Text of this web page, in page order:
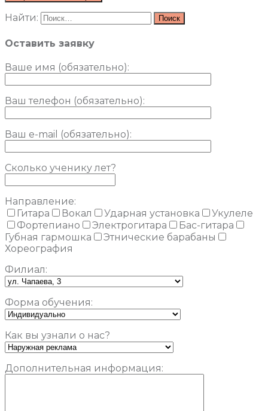
Найти:
Оставить заявку
Ваше имя (обязательно):
Ваш телефон (обязательно):
Ваш e-mail (обязательно):
Сколько ученику лет?
Направление:
Гитара
Вокал Ударная установка
Укулеле
Фортепиано
Электрогитара
Бас-гитара
Губная гармошка
Этнические барабаны
Хореография
Филиал:
Форма обучения:
Как вы узнали о нас?
Дополнительная информация: